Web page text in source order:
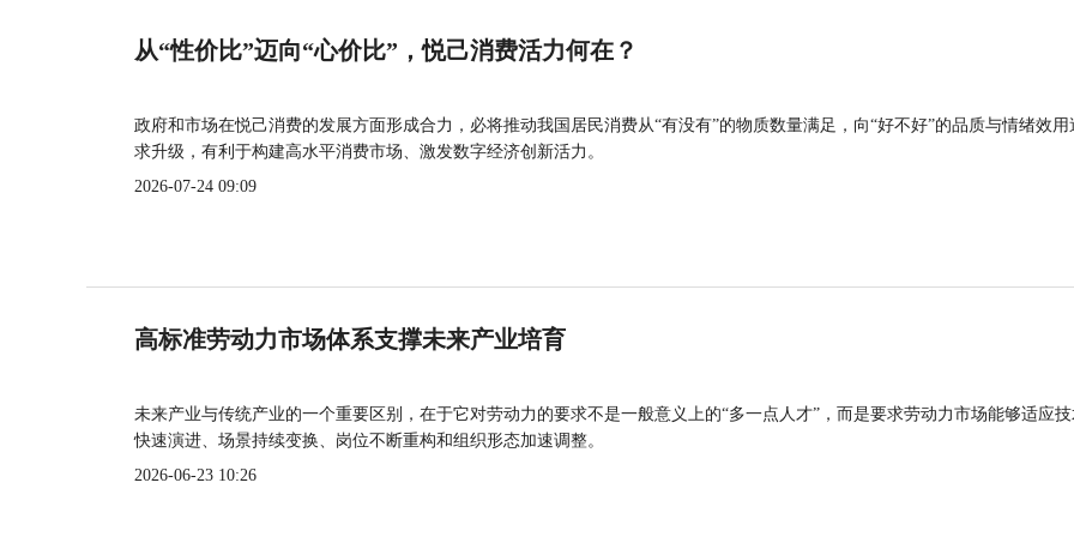
从“性价比”迈向“心价比”，悦己消费活力何在？
政府和市场在悦己消费的发展方面形成合力，必将推动我国居民消费从“有没有”的物质数量满足，向“好不好”的品质与情绪效用
求升级，有利于构建高水平消费市场、激发数字经济创新活力。
2026-07-24 09:09
高标准劳动力市场体系支撑未来产业培育
未来产业与传统产业的一个重要区别，在于它对劳动力的要求不是一般意义上的“多一点人才”，而是要求劳动力市场能够适应
快速演进、场景持续变换、岗位不断重构和组织形态加速调整。
2026-06-23 10:26